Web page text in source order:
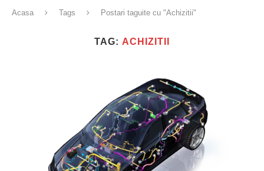
Acasa Tags Postari taguite cu "Achizitii"
TAG: ACHIZITII